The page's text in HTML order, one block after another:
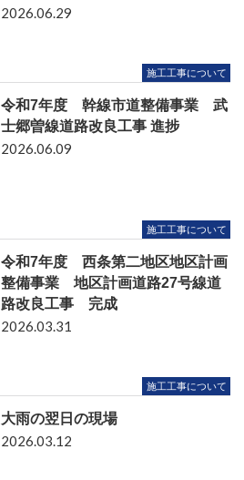
施工工事について
2026.06.29
令和7年度 幹線市道整備事業 武
士郷曽線道路改良工事 進捗
施工工事について
2026.06.09
令和7年度 西条第二地区地区計画
整備事業 地区計画道路27号線道
路改良工事 完成
施工工事について
2026.03.31
大雨の翌日の現場
2026.03.12